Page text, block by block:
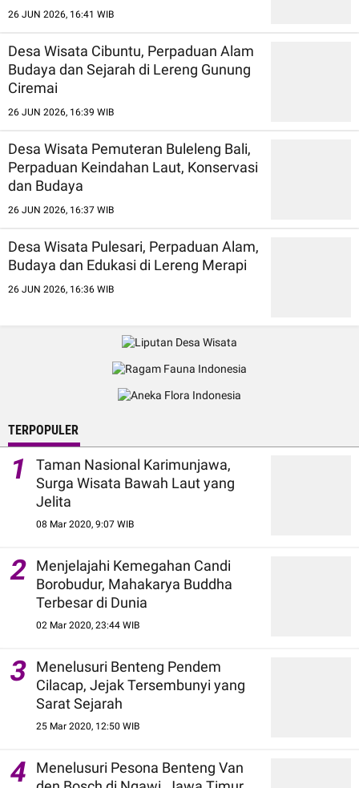
26 JUN 2026, 16:41 WIB
Desa Wisata Cibuntu, Perpaduan Alam
Budaya dan Sejarah di Lereng Gunung
Ciremai
26 JUN 2026, 16:39 WIB
Desa Wisata Pemuteran Buleleng Bali,
Perpaduan Keindahan Laut, Konservasi
dan Budaya
26 JUN 2026, 16:37 WIB
Desa Wisata Pulesari, Perpaduan Alam,
Budaya dan Edukasi di Lereng Merapi
26 JUN 2026, 16:36 WIB
TERPOPULER
1
Taman Nasional Karimunjawa,
Surga Wisata Bawah Laut yang
Jelita
08 Mar 2020, 9:07 WIB
2
Menjelajahi Kemegahan Candi
Borobudur, Mahakarya Buddha
Terbesar di Dunia
02 Mar 2020, 23:44 WIB
3
Menelusuri Benteng Pendem
Cilacap, Jejak Tersembunyi yang
Sarat Sejarah
25 Mar 2020, 12:50 WIB
4
Menelusuri Pesona Benteng Van